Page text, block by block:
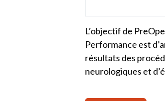
L’objectif de
Performance est
résultats des
neurologiques et